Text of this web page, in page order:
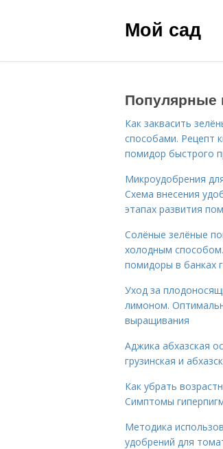
Мой сад
Популярные
Как заквасить
способами. Рецепт
помидор быстрого
Микроудобрения
Схема внесения
этапах развития
Солёные зелёные
холодным
помидоры в банках
Уход за
лимоном.
выращивания
Аджика абхазская
грузинская и
Как убрать
Симптомы
Методика
удобрений для